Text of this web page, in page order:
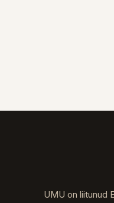
UMU on liitunud